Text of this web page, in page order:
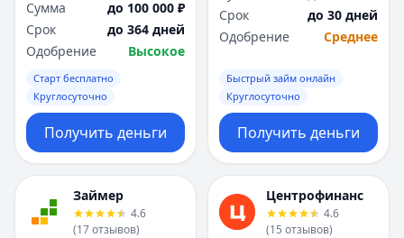
Омск
П
Пенза
Пермь
Р
Ростов-на-Дону
Рязань
С
Самара
Омск
Оренбург
П
Пенза
Пермь
Р
Ростов-на-Дону
Рязань
С
Самара
Сумма
до 100 000 ₽
Срок
до 364 дней
Одобрение
Высокое
Старт бесплатно
Круглосуточно
Получить деньги
Срок
до 30 дней
Одобрение
Среднее
Быстрый займ онлайн
Круглосуточно
Получить деньги
Займер
4.6
(17отзывов)
Центрофинанс
4.6
(15 отзывов)